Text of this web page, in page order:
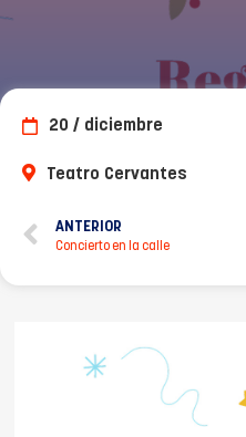
20 / diciembre
Teatro Cervantes
ANTERIOR
Concierto en la calle